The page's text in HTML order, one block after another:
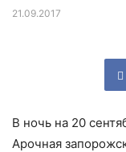
21.09.2017
В ночь на 20
Арочная